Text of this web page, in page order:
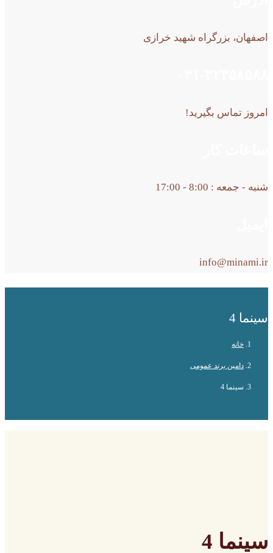
اصفهان، بزرگراه شهید خرازی
امروز تماس بگیرید!
شنبه - جمعه : 8:00 - 17:00
info@minami.ir
سینما 4
خانه
دامین برند عمومی
سینما 4
سینما 4